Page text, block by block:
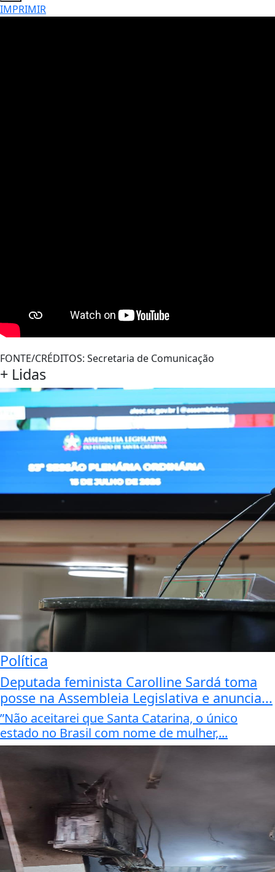
IMPRIMIR
FONTE/CRÉDITOS: Secretaria de Comunicação
+ Lidas
Política
Deputada feminista Carolline Sardá toma
posse na Assembleia Legislativa e anuncia...
”Não aceitarei que Santa Catarina, o único
estado no Brasil com nome de mulher,...